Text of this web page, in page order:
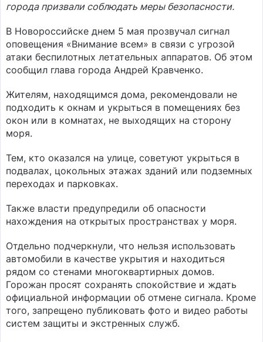
города призвали соблюдать меры безопасности.
В Новороссийске днем 5 мая прозвучал сигнал
оповещения «Внимание всем» в связи с угрозой
атаки беспилотных летательных аппаратов. Об этом
сообщил глава города Андрей Кравченко.
Жителям, находящимся дома, рекомендовали не
подходить к окнам и укрыться в помещениях без
окон или в комнатах, не выходящих на сторону
моря.
Тем, кто оказался на улице, советуют укрыться в
подвалах, цокольных этажах зданий или подземных
переходах и парковках.
Также власти предупредили об опасности
нахождения на открытых пространствах у моря.
Отдельно подчеркнули, что нельзя использовать
автомобили в качестве укрытия и находиться
рядом со стенами многоквартирных домов.
Горожан просят сохранять спокойствие и ждать
официальной информации об отмене сигнала. Кроме
того, запрещено публиковать фото и видео работы
систем защиты и экстренных служб.